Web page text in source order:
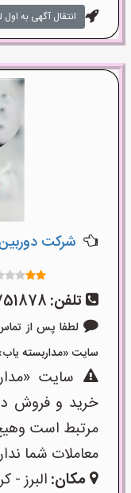
انتقال آگهی به
شرکت
تلفن:
لطفا پس از
سایت «مداربسته یاب» دیده ام
سایت
خرید و فروش
مرتبط است
معاملات شما
مکان: البرز -